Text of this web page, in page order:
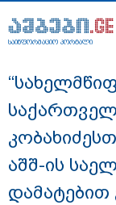
საინფორმაციო პორტალი
საინფორმაციო პორტალი
აშშ-ის
დამატებით